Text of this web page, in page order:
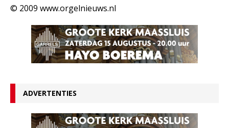
© 2009 www.orgelnieuws.nl
ADVERTENTIES